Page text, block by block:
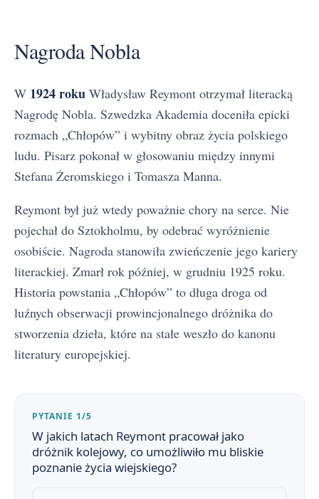
Nagroda Nobla
W 1924 roku Władysław Reymont otrzymał literacką
Nagrodę Nobla. Szwedzka Akademia doceniła epicki
rozmach „Chłopów” i wybitny obraz życia polskiego
ludu. Pisarz pokonał w głosowaniu między innymi
Stefana Żeromskiego i Tomasza Manna.
Reymont był już wtedy poważnie chory na serce. Nie
pojechał do Sztokholmu, by odebrać wyróżnienie
osobiście. Nagroda stanowiła zwieńczenie jego kariery
literackiej. Zmarł rok później, w grudniu 1925 roku.
Historia powstania „Chłopów” to długa droga od
luźnych obserwacji prowincjonalnego dróżnika do
stworzenia dzieła, które na stałe weszło do kanonu
literatury europejskiej.
PYTANIE 1/5
W jakich latach Reymont pracował jako
dróżnik kolejowy, co umożliwiło mu bliskie
poznanie życia wiejskiego?
1 Chłopi - streszczenie krótkie i szczegółowe
2 Chłopi - bohaterowie
Plan wydarzeń - Chłopi
6 Chłopi - geneza utworu
7 Rola przyrody i sposób jej ukazania w